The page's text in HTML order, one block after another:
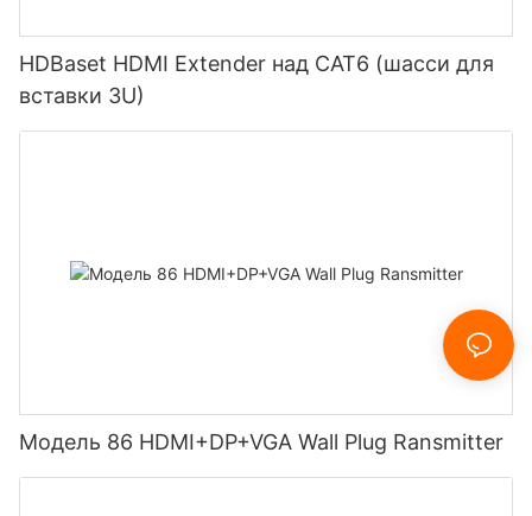
HDBaset HDMI Extender над CAT6 (шасси для
вставки 3U)
Модель 86 HDMI+DP+VGA Wall Plug Ransmitter